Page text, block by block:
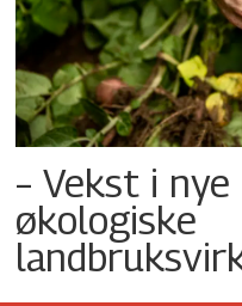
– Vekst i
økologiske